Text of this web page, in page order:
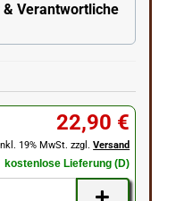
Verantwortliche
22,90 €
19% MwSt. zzgl.Versand
kostenlose Lieferung (D)